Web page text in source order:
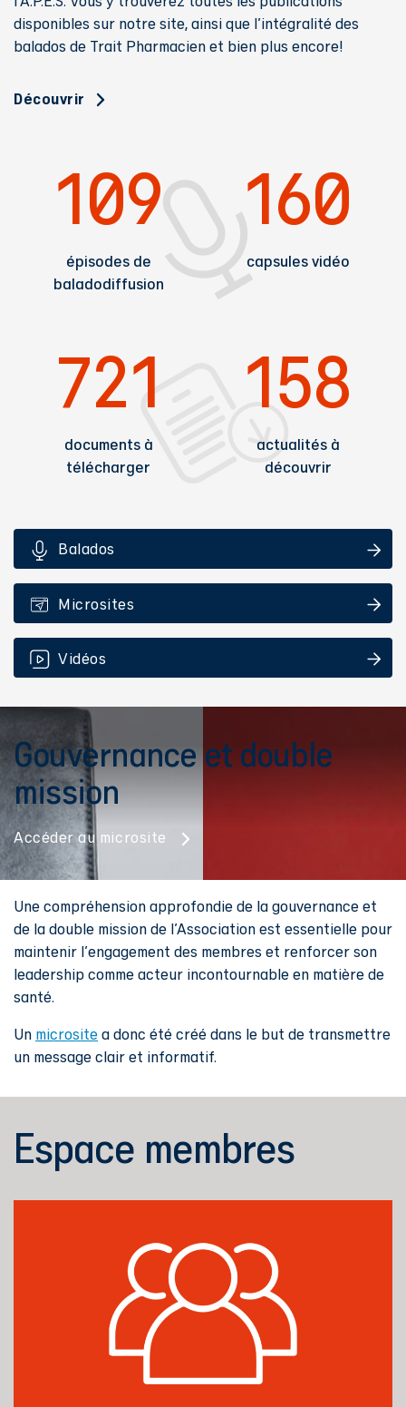
disponibles sur notre site, ainsi que l'intégralité des
balados de Trait Pharmacien et bien plus encore!
Découvrir
109
épisodes de
baladodiffusion
160
capsules vidéo
721
documents à
télécharger
158
actualités à
découvrir
Balados
Microsites
Vidéos
Gouvernance et double
mission
Accéder au microsite
Une compréhension approfondie de la gouvernance et
de la double mission de l'Association est essentielle pour
maintenir l'engagement des membres et renforcer son
leadership comme acteur incontournable en matière de
santé.
Un micrositea donc été créé dans le but de transmettre
un message clair et informatif.
Espace membres